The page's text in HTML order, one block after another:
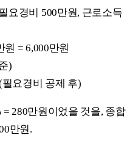
요경비 500만원, 근로소득
원 = 6,000만원
)
요경비 공제 후)
280만원이었을 것을, 종합
만원.